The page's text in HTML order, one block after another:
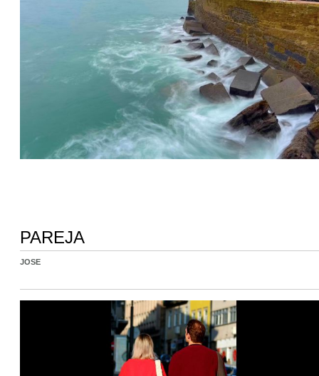
PAREJA
JOSE